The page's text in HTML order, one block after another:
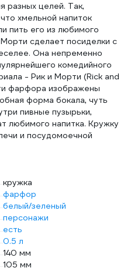
разных целей. Так,
хмельной напиток
пить его из любимого
сделает посиделки с
Она непременно
комедийного
- Рик и Морти (Rick and
фарфора изображены
форма бокала, чуть
пивные пузырьки,
любимого напитка. Кружку
и посудомоечной
кружка
фарфор
белый/зеленый
персонажи
есть
0.5 л
140 мм
105 мм